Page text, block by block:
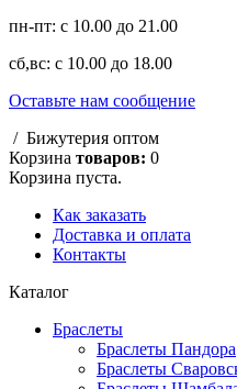
пн-пт: с 10.00 до 21.00
сб,вс: с 10.00 до 18.00
Оставьте нам сообщение
/ Бижутерия оптом
Корзина товаров: 0
Корзина пуста.
Как заказать
Доставка и оплата
Контакты
Каталог
Браслеты
Браслеты Пандора
Браслеты